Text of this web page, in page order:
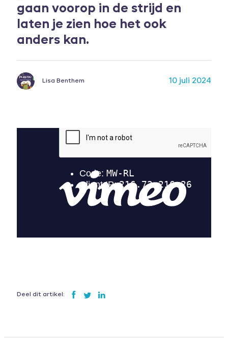
gaan voorop in de strijd en
laten je zien hoe het ook
anders kan.
Lisa Benthem 10 juli 2024
Deel dit artikel: